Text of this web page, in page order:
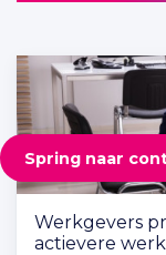
Spring naar
Werkgevers
actievere